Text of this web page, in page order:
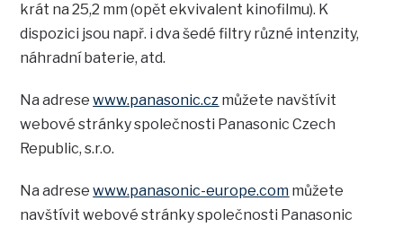
krát na 25,2 mm (opět ekvivalent kinofilmu). K
dispozici jsou např. i dva šedé filtry různé intenzity,
náhradní baterie, atd.
Na adresewww.panasonic.cz můžete navštívit
webové stránky společnosti Panasonic Czech
Republic, s.r.o.
Na adresewww.panasonic-europe.com můžete
navštívit webové stránky společnosti Panasonic